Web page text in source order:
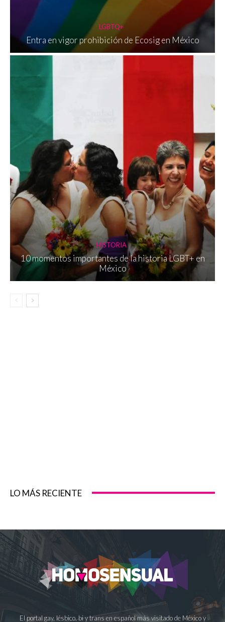
LGBTQ+
Entra en vigor prohibición de Ecosig en México
HISTORIA
10 momentos importantes de la historia LGBT+ en
México
LO MÁS RECIENTE
El portal gay, lésbico, bi y trans en español más visitado de México y